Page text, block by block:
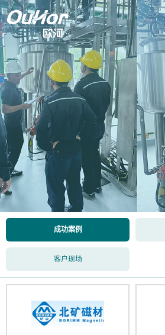
成功案例
客户现场